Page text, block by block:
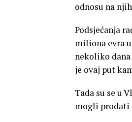
odnosu na
Podsjećanja
miliona evra
nekoliko
je ovaj put
Tada su se u
mogli prodati